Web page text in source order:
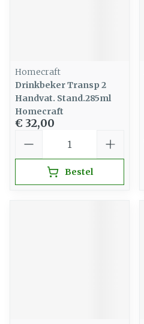
Homecraft
Drinkbeker Transp 2
Handvat. Stand.285ml
Homecraft
€ 32,00
Bestel